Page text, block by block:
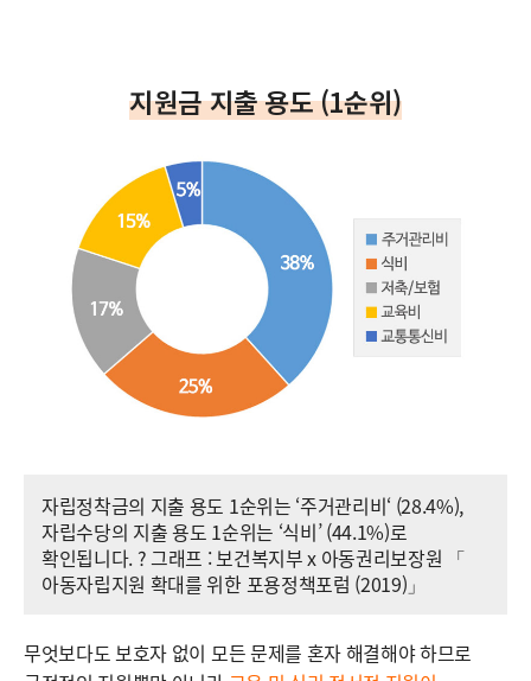
지원금 지출 용도 (1순위)
자립정착금의 지출 용도 1순위는 ‘주거관리비‘ (28.4%),
자립수당의 지출 용도 1순위는 ‘식비’ (44.1%)로
확인됩니다. ? 그래프 : 보건복지부 x 아동권리보장원 「
아동자립지원 확대를 위한 포용정책포럼 (2019)」
무엇보다도 보호자 없이 모든 문제를 혼자 해결해야 하므로